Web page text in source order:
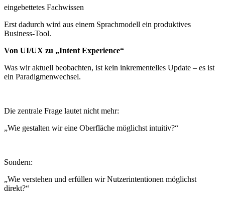
eingebettetes Fachwissen
Erst dadurch wird aus einem Sprachmodell ein produktives
Business-Tool.
Von UI/UX zu „Intent Experience“
Was wir aktuell beobachten, ist kein inkrementelles Update – es ist
ein Paradigmenwechsel.
Die zentrale Frage lautet nicht mehr:
„Wie gestalten wir eine Oberfläche möglichst intuitiv?“
Sondern:
„Wie verstehen und erfüllen wir Nutzerintentionen möglichst
direkt?“